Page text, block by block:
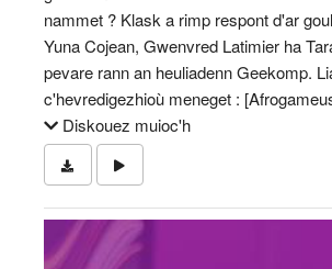
nammet ? Klask a rimp respont d'ar
Yuna Cojean, Gwenvred Latimier ha
pevare rann an heuliadenn Geekomp.
c'hevredigezhioù meneget :
Diskouez muioc'h